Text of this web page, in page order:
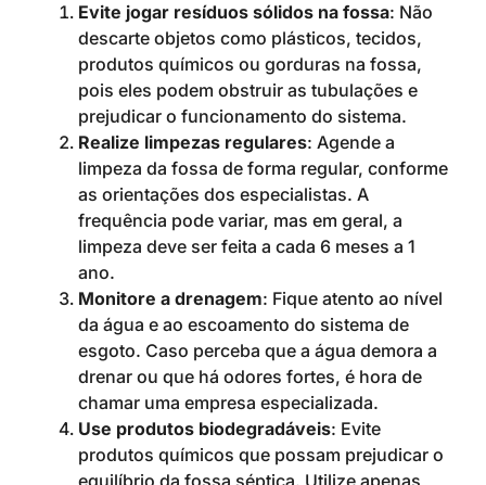
Evite jogar resíduos sólidos na fossa: Não
descarte objetos como plásticos, tecidos,
produtos químicos ou gorduras na fossa,
pois eles podem obstruir as tubulações e
prejudicar o funcionamento do sistema.
Realize limpezas regulares: Agende a
limpeza da fossa de forma regular, conforme
as orientações dos especialistas. A
frequência pode variar, mas em geral, a
limpeza deve ser feita a cada 6 meses a 1
ano.
Monitore a drenagem: Fique atento ao nível
da água e ao escoamento do sistema de
esgoto. Caso perceba que a água demora a
drenar ou que há odores fortes, é hora de
chamar uma empresa especializada.
Use produtos biodegradáveis: Evite
produtos químicos que possam prejudicar o